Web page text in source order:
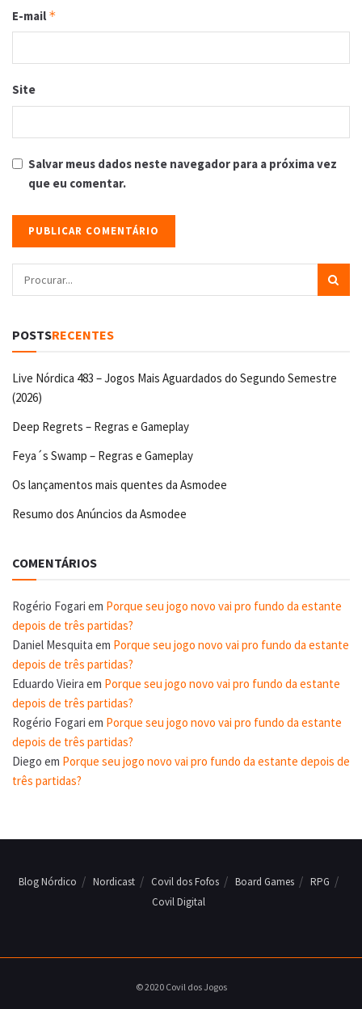
E-mail *
Site
Salvar meus dados neste navegador para a próxima vez
que eu comentar.
POSTSRECENTES
Live Nórdica 483 – Jogos Mais Aguardados do Segundo Semestre
(2026)
Deep Regrets – Regras e Gameplay
Feya´s Swamp – Regras e Gameplay
Os lançamentos mais quentes da Asmodee
Resumo dos Anúncios da Asmodee
COMENTÁRIOS
Rogério Fogari em Porque seu jogo novo vai pro fundo da estante
depois de três partidas?
Daniel Mesquita em Porque seu jogo novo vai pro fundo da estante
depois de três partidas?
Eduardo Vieira em Porque seu jogo novo vai pro fundo da estante
depois de três partidas?
Rogério Fogari em Porque seu jogo novo vai pro fundo da estante
depois de três partidas?
Diego em Porque seu jogo novo vai pro fundo da estante depois de
três partidas?
Blog Nórdico Nordicast Covil dos Fofos Board Games
RPG
Covil Digital
© 2020 Covil dos Jogos